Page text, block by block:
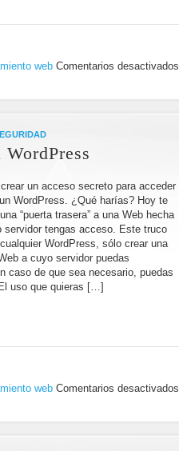
web Comentarios desactivados
un acceso secreto para acceder
WordPress. ¿Qué harías? Hoy te
“puerta trasera” a una Web hecha
servidor tengas acceso. Este truco
WordPress, sólo crear una
a cuyo servidor puedas
caso de que sea necesario, puedas
uso que quieras […]
web Comentarios desactivados